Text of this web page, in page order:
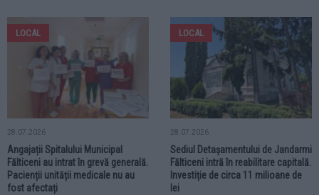
LOCAL
28.07.2026
Angajații Spitalului Municipal
Fălticeni au intrat în grevă generală.
Pacienții unității medicale nu au
fost afectați
LOCAL
28.07.2026
Sediul Detașamentului de Jandarmi
Fălticeni intră în reabilitare capitală.
Investiție de circa 11 milioane de
lei